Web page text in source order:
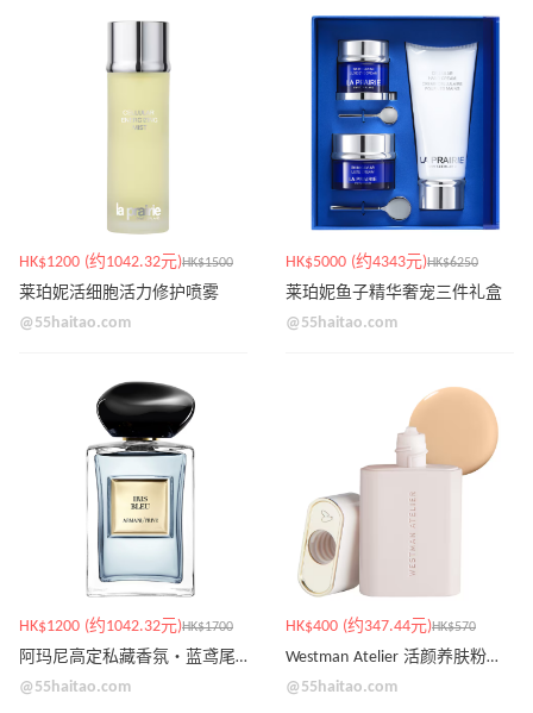
HK$1200 (约1042.32元)HK$1500
莱珀妮活细胞活力修护喷雾
@55haitao.com
HK$5000 (约4343元)HK$6250
莱珀妮鱼子精华奢宠三件礼盒
@55haitao.com
HK$1200 (约1042.32元)HK$1700
阿玛尼高定私藏香氛・蓝鸢尾香水
@55haitao.com
HK$400 (约347.44元)HK$570
Westman Atelier 活颜养肤粉底液
@55haitao.com